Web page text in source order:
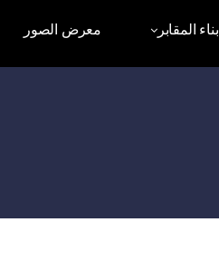
بناء المقابر معرض الصور